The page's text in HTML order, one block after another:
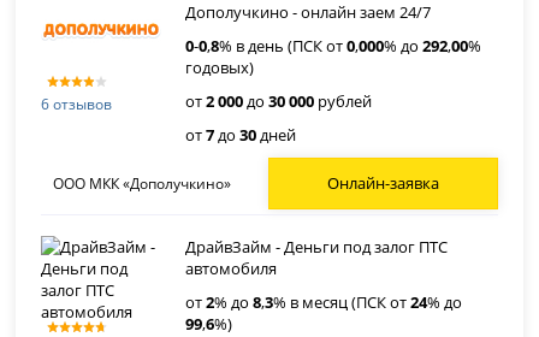
6 отзывов
Дополучкино - онлайн заем 24/7
0-0,8% в день (ПСК от0,000% до292,00%
годовых)
от2 000до30 000 рублей
от7до30дней
ООО МКК «Дополучкино» Онлайн-заявка
ДрайвЗайм - Деньги под залог ПТС
автомобиля
от2% до8,3% в месяц (ПСК от24% до
99,6%)